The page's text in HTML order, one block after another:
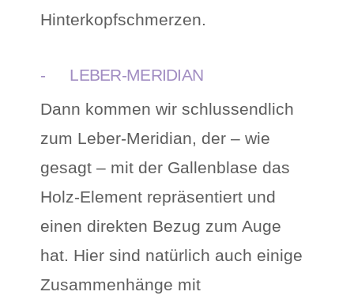
Hinterkopfschmerzen.
- LEBER-MERIDIAN
Dann kommen wir schlussendlich
zum Leber-Meridian, der – wie
gesagt – mit der Gallenblase das
Holz-Element repräsentiert und
einen direkten Bezug zum Auge
hat. Hier sind natürlich auch einige
Zusammenhänge mit